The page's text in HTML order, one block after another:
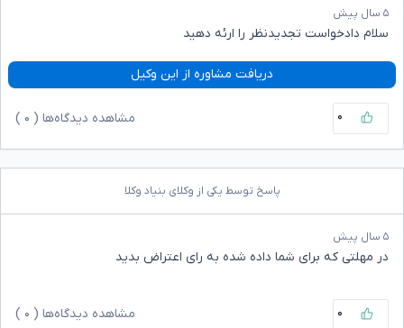
۵ سال پیش
سلام دادخواست تجدیدنظر را ارئه دهید
دریافت مشاوره از این وکیل
۰ مشاهده دیدگاه‌ها ( ۰
پاسخ توسط یکی از وکلای بنیاد وکلا
۵ سال پیش
در مهلتی که برای شما داده شده به رای اعتراض بدید
۰ مشاهده دیدگاه‌ها ( ۰